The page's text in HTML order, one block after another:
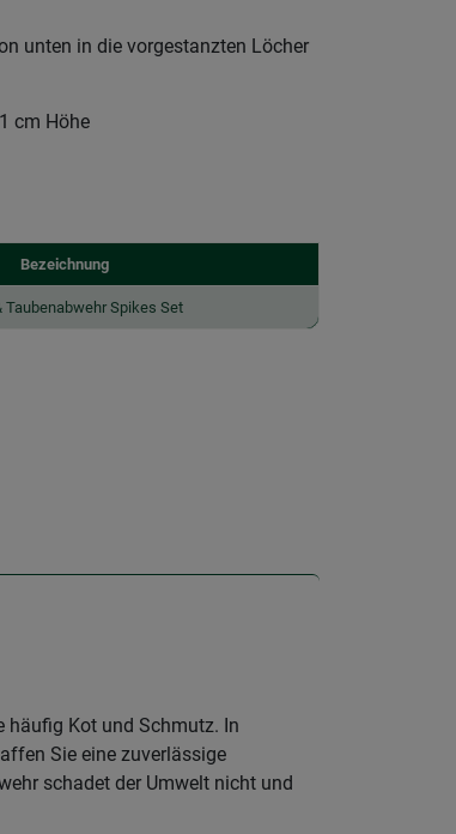
unten in die vorgestanzten Löcher
cm Höhe
Bezeichnung
Taubenabwehr Spikes Set
häufig Kot und Schmutz. In
Sie eine zuverlässige
schadet der Umwelt nicht und